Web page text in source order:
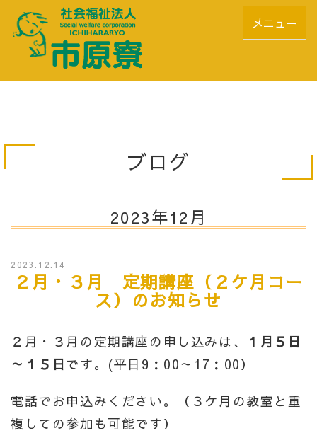
メニュー
ブログ
2023年12月
2023.12.14
２月・３月 定期講座（２ケ月コー
ス）のお知らせ
２月・３月の定期講座の申し込みは、
１月５日
～１５日 です。(平日9：00～17：00）
電話でお申込みください。（３ケ月の教室と重
複しての参加も可能です）